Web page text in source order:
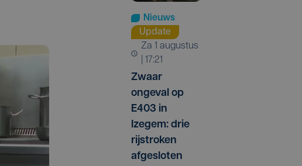
Nieuws
Update
za 1 augustus
| 17:21
Zwaar
ongeval op
E403 in
Izegem: drie
rijstroken
afgesloten